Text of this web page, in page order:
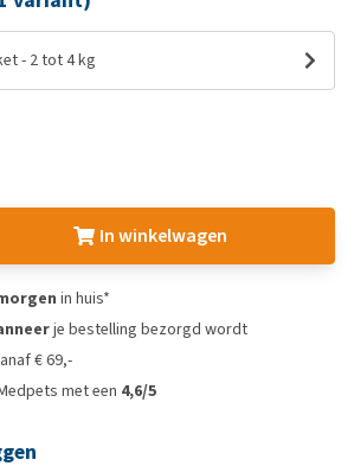
- 2 tot 4 kg
In winkelwagen
in huis*
je bestelling bezorgd wordt
€ 69,-
met een 4,6/5